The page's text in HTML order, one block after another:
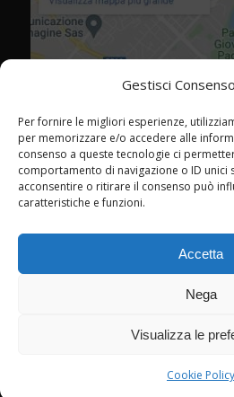
Gestisci
Per fornire le migliori esperienze,
per memorizzare e/o accedere alle
consenso a queste tecnologie ci
comportamento di navigazione o ID unici
acconsentire o ritirare il consenso può
caratteristiche e funzioni.
Accetta
Nega
Visualizza le
Cookie Policy
© Agenzia Piras - Rimini - CF P.IVA